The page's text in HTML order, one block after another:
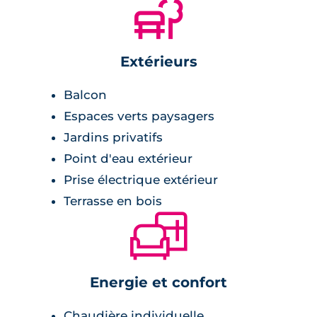
réglementation thermique en vigueur : la
🌲
Extérieurs
Balcon
Espaces verts paysagers
Jardins privatifs
Point d'eau extérieur
Prise électrique extérieur
Terrasse en bois
🛋
Energie et confort